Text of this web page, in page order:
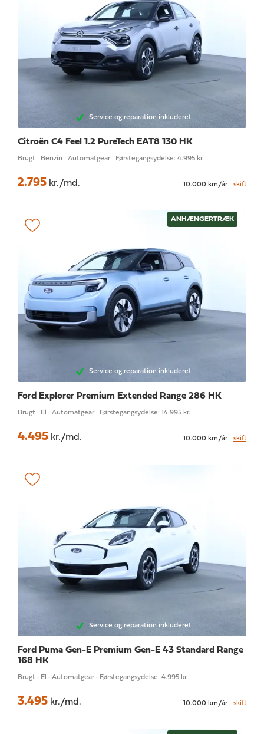
Service og reparation inkluderet
Citroën C4 Feel 1.2 PureTech EAT8 130 HK
Brugt · Benzin · Automatgear · Førstegangsydelse: 4.995 kr.
2.795 kr./md. 10.000 km/år skift
ANHÆNGERTRÆK
Service og reparation inkluderet
Ford Explorer Premium Extended Range 286 HK
Brugt · El · Automatgear · Førstegangsydelse: 14.995 kr.
4.495 kr./md. 10.000 km/år skift
Service og reparation inkluderet
Ford Puma Gen-E Premium Gen-E 43 Standard Range
168 HK
Brugt · El · Automatgear · Førstegangsydelse: 4.995 kr.
3.495 kr./md. 10.000 km/år skift